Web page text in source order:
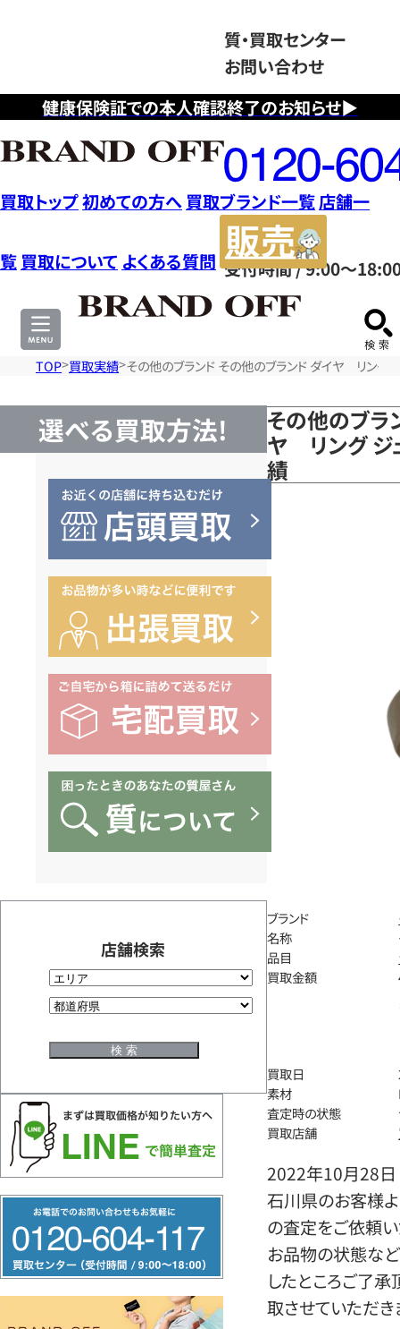
健康保険証での本人確認終了のお知らせ▶
質・買取センター
お問い合わせ
フ
リ
ー
ダ
イ
ヤ
ル
0120604117
受付時間 / 9:00～
買取トップ初めての方へ 買取ブランド一覧店舗一
覧 買取について よくある質問
サ
TOP 買取実績 その他のブランド その他のブランド ダイヤ リング
選べる買取方法!
店舗検索
リ
ー
その他のブラ
ヤ リング ジ
績
ブランド
名称
品目
買取金額
買取日
素材
査定時の状態
買取店舗
2022年10月28日
石川県のお客様
の査定をご依頼い
お品物の状態など
したところご了
取させていただき